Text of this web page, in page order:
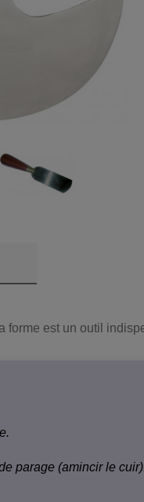
forme est un outil
parage (amincir le